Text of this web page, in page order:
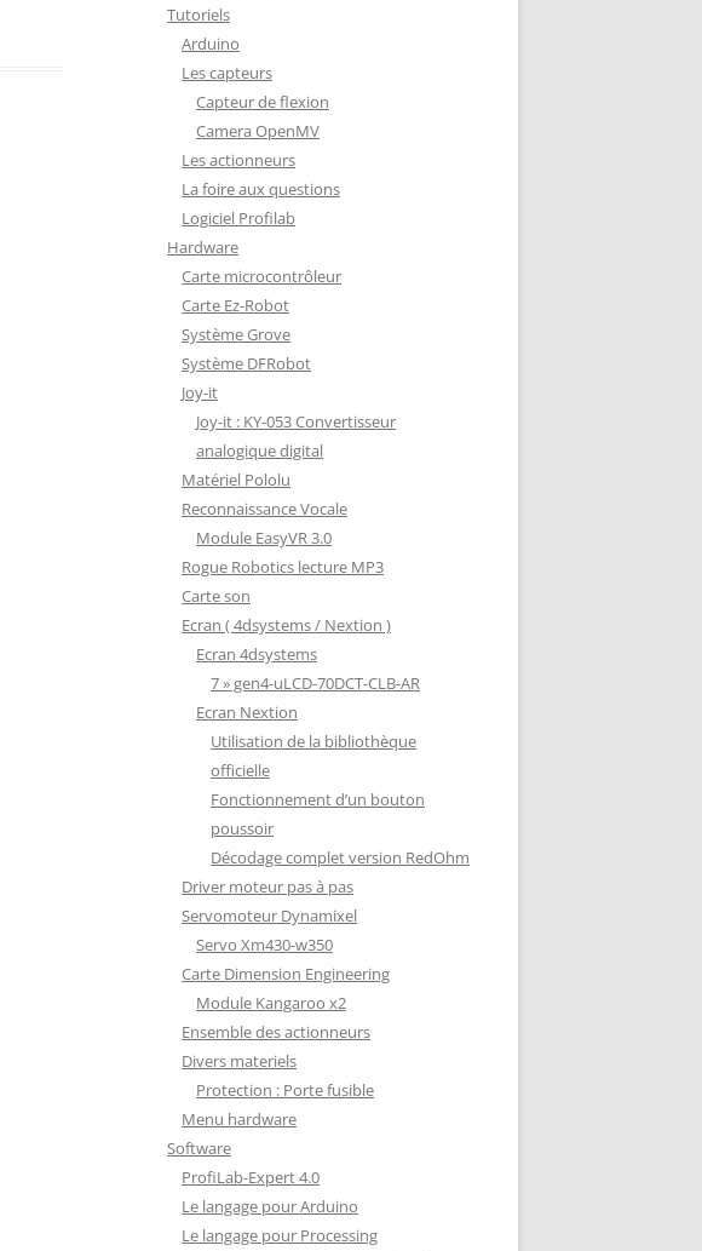
PROTECTION : PORTE FUSIBLE
Tutoriels
Arduino
Les capteurs
Capteur de flexion
Camera OpenMV
Les actionneurs
La foire aux questions
Logiciel Profilab
Hardware
Carte microcontrôleur
Carte Ez-Robot
Système Grove
Système DFRobot
Joy-it
Joy-it : KY-053 Convertisseur
analogique digital
Matériel Pololu
Reconnaissance Vocale
Module EasyVR 3.0
Rogue Robotics lecture MP3
Carte son
Ecran ( 4dsystems / Nextion )
Ecran 4dsystems
7 » gen4-uLCD-70DCT-CLB-AR
Ecran Nextion
Utilisation de la bibliothèque
officielle
Fonctionnement d’un bouton
poussoir
Décodage complet version RedOhm
Driver moteur pas à pas
Servomoteur Dynamixel
Servo Xm430-w350
Carte Dimension Engineering
Module Kangaroo x2
Ensemble des actionneurs
Divers materiels
Protection : Porte fusible
Menu hardware
Software
ProfiLab-Expert 4.0
Le langage pour Arduino
Le langage pour Processing